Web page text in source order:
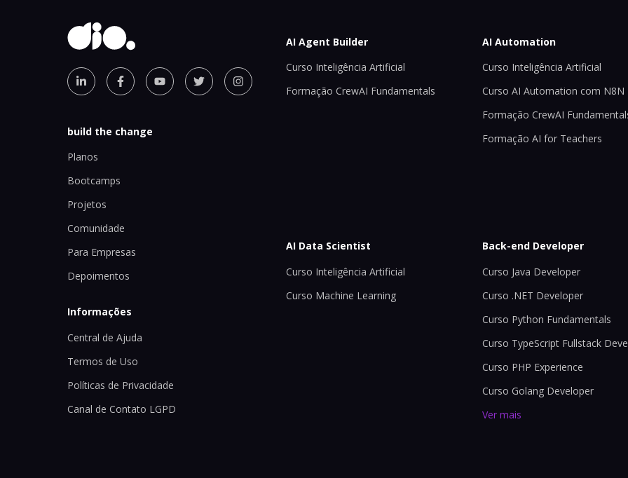
build the change
Planos
Bootcamps
Projetos
Comunidade
Para Empresas
Depoimentos
Informações
Central de Ajuda
Termos de Uso
Políticas de Privacidade
Canal de Contato LGPD
AI Agent Builder
Curso Inteligência Artificial
Formação CrewAI Fundamentals
AI Automation
Curso Inteligência Artificial
Curso AI Automation com N8N
Formação CrewAI
Formação AI for Teachers
AI Data Scientist
Curso Inteligência Artificial
Curso Machine Learning
Back-end Developer
Curso Java Developer
Curso .NET Developer
Curso Python Fundamentals
Curso TypeScript Fullstack
Curso PHP Experience
Curso Golang Developer
Ver mais